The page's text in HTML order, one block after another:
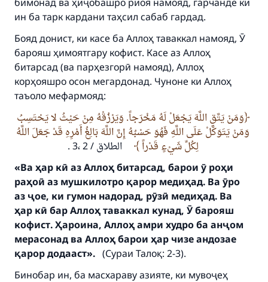
ин ба тарк кардани таҳсил сабаб гардад.
Бояд донист, ки касе ба Аллоҳ таваккал намояд, Ӯ
барояш ҳимоятгару кофист. Касе аз Аллоҳ
битарсад (ва парҳезгорӣ намояд), Аллоҳ
корҳояшро осон мегардонад. Чуноне ки Аллоҳ
таъоло мефармояд:
وَمَنْ يَتَّقِ اللَّهَ يَجْعَلْ لَهُ مَخْرَجاً. وَيَرْزُقْهُ مِنْ حَيْثُ لا يَحْتَسِبُ
وَمَنْ يَتَوَكَّلْ عَلَى اللَّهِ فَهُوَ حَسْبُهُ إِنَّ اللَّهَ بَالِغُ أَمْرِهِ قَدْ جَعَلَ اللَّهُ
لِكُلِّ شَيْءٍ قَدْراً
الطلاق / 2 ،3
.
«Ва ҳар кӣ аз Аллоҳ битарсад, барои ӯ роҳи
раҳоӣ аз мушкилотро қарор медиҳад. Ва ӯро
аз ҷое, ки гумон надорад, рӯзӣ медиҳад. Ва
ҳар кӣ бар Аллоҳ таваккал кунад, Ӯ барояш
кофист. Ҳароина, Аллоҳ амри худро ба анҷом
мерасонад ва Аллоҳ барои ҳар чизе андозае
қарор додааст». (Сураи Талоқ: 2-3).
Бинобар ин, ба масхараву азияте, ки мувоҷеҳ